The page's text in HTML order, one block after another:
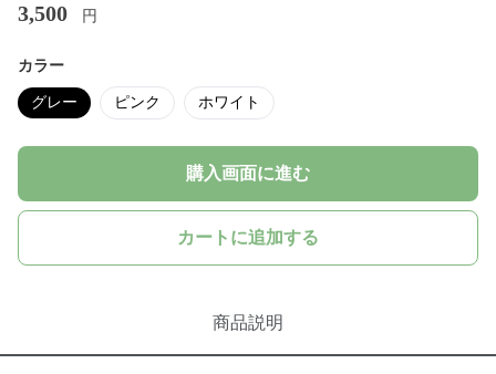
3,500 円
カラー
グレー ピンク ホワイト
購入画面に進む
カートに追加する
商品説明